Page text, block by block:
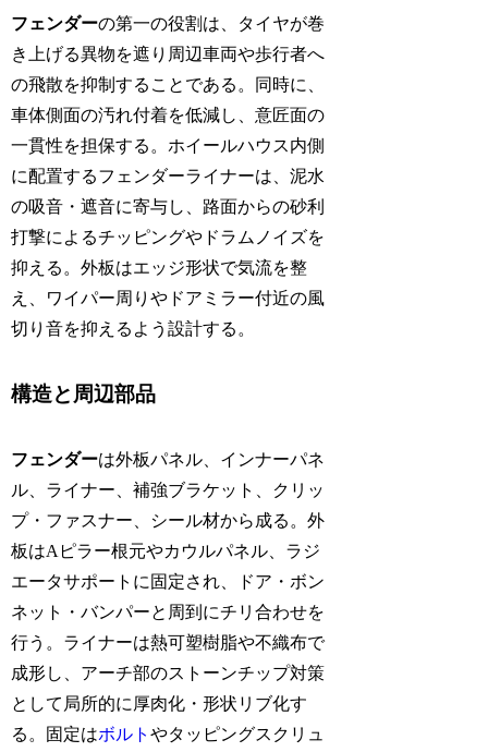
フェンダーの第一の役割は、タイヤが巻
き上げる異物を遮り周辺車両や歩行者へ
の飛散を抑制することである。同時に、
車体側面の汚れ付着を低減し、意匠面の
一貫性を担保する。ホイールハウス内側
に配置するフェンダーライナーは、泥水
の吸音・遮音に寄与し、路面からの砂利
打撃によるチッピングやドラムノイズを
抑える。外板はエッジ形状で気流を整
え、ワイパー周りやドアミラー付近の風
切り音を抑えるよう設計する。
構造と周辺部品
フェンダーは外板パネル、インナーパネ
ル、ライナー、補強ブラケット、クリッ
プ・ファスナー、シール材から成る。外
板はAピラー根元やカウルパネル、ラジ
エータサポートに固定され、ドア・ボン
ネット・バンパーと周到にチリ合わせを
行う。ライナーは熱可塑樹脂や不織布で
成形し、アーチ部のストーンチップ対策
として局所的に厚肉化・形状リブ化す
る。固定はボルトやタッピングスクリュ